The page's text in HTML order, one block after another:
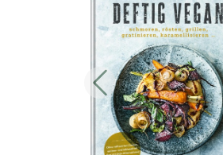
Zurück